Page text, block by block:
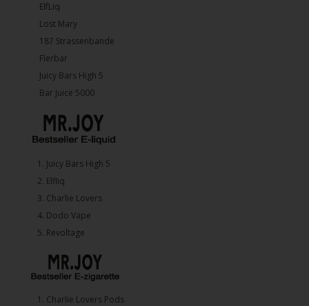
ElfLiq
Lost Mary
187 Strassenbande
Flerbar
Juicy Bars High 5
Bar Juice 5000
1.⁠ ⁠Juicy Bars High 5
2.⁠ ⁠⁠Elfliq
3.⁠ ⁠⁠Charlie Lovers
4.⁠ ⁠⁠Dodo Vape
5. ⁠Revoltage
1.⁠ ⁠Charlie Lovers Pods